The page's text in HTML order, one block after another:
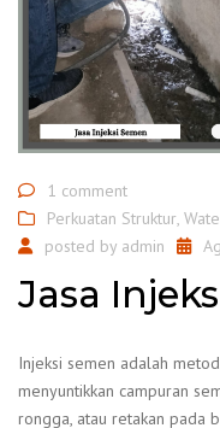
1 comment
Perkuatan Struktur,
posted by admin
Jasa
Injeksi semen adalah
menyuntikkan campuran
rongga, atau retakan pada